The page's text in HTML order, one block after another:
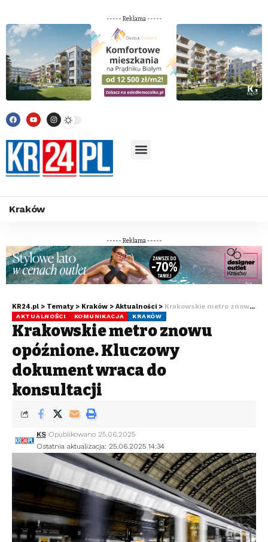
----- Reklama -----
Kraków
----- Reklama -----
KR24.pl > Tematy > Kraków > Aktualności > Krakowskie metro znowu opóźnione. Kluczowy dokument wraca do konsultacji
AKTUALNOŚCI KOMUNIKACJA KRAKÓW
Krakowskie metro znowu
opóźnione. Kluczowy
dokument wraca do
konsultacji
Ostatnia aktualizacja: 25.06.2025 14:34
KS Opublikowano 25.06.2025